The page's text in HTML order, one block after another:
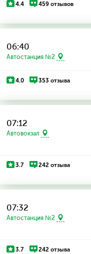
4.4 459 отзывов
06:40
Автостанция №2
4.0 353 отзыва
07:12
Автовокзал
3.7 242 отзыва
07:32
Автостанция №2
3.7 242 отзыва